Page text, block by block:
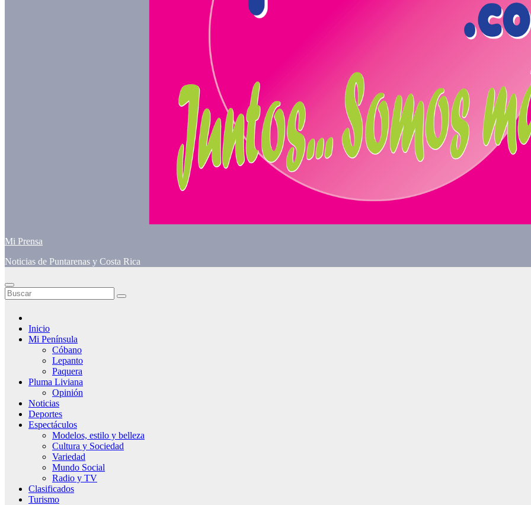
Mi Prensa
Noticias de Puntarenas y Costa Rica
Inicio
Mi Península
Cóbano
Lepanto
Paquera
Pluma Liviana
Opinión
Noticias
Deportes
Espectáculos
Modelos, estilo y belleza
Cultura y Sociedad
Variedad
Mundo Social
Radio y TV
Clasificados
Turismo